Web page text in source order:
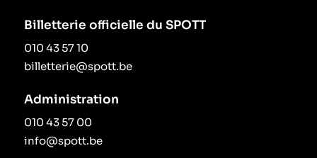
Billetterie officielle du SPOTT
010 43 57 10
billetterie@spott.be
Administration
010 43 57 00
info@spott.be